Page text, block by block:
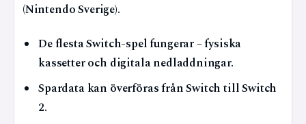
(Nintendo Sverige).
De flesta Switch-spel fungerar – fysiska
kassetter och digitala nedladdningar.
Spardata kan överföras från Switch till Switch
2.